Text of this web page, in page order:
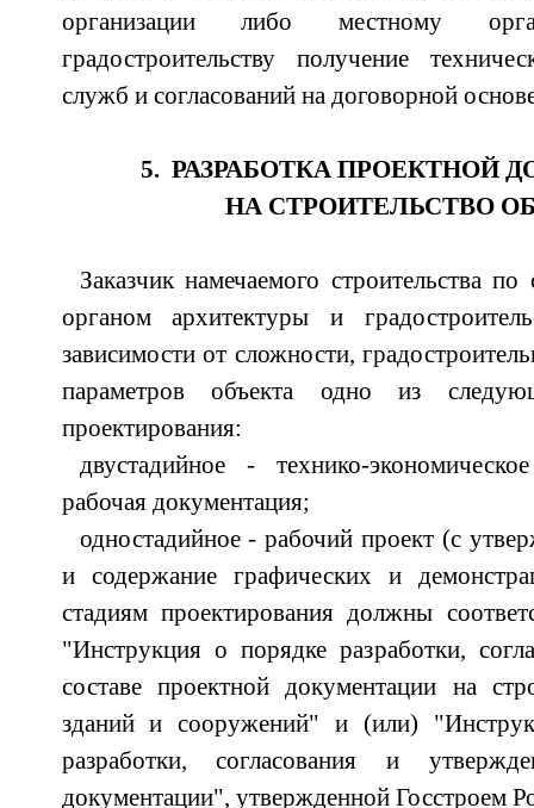
организации либо местному
градостроительству получение
служб и согласований на договорной
5. РАЗРАБОТКА ПРОЕКТНОЙ
НА СТРОИТЕЛЬСТВО
Заказчик намечаемого строительства
органом архитектуры и
зависимости от сложности,
параметров объекта одно из
проектирования:
двустадийное - технико-
рабочая документация;
одностадийное - рабочий проект (с
и содержание графических и
стадиям проектирования должны
"Инструкция о порядке разработки,
составе проектной документации на
зданий и сооружений" и (или)
разработки, согласования и
документации", утвержденной Госстроем